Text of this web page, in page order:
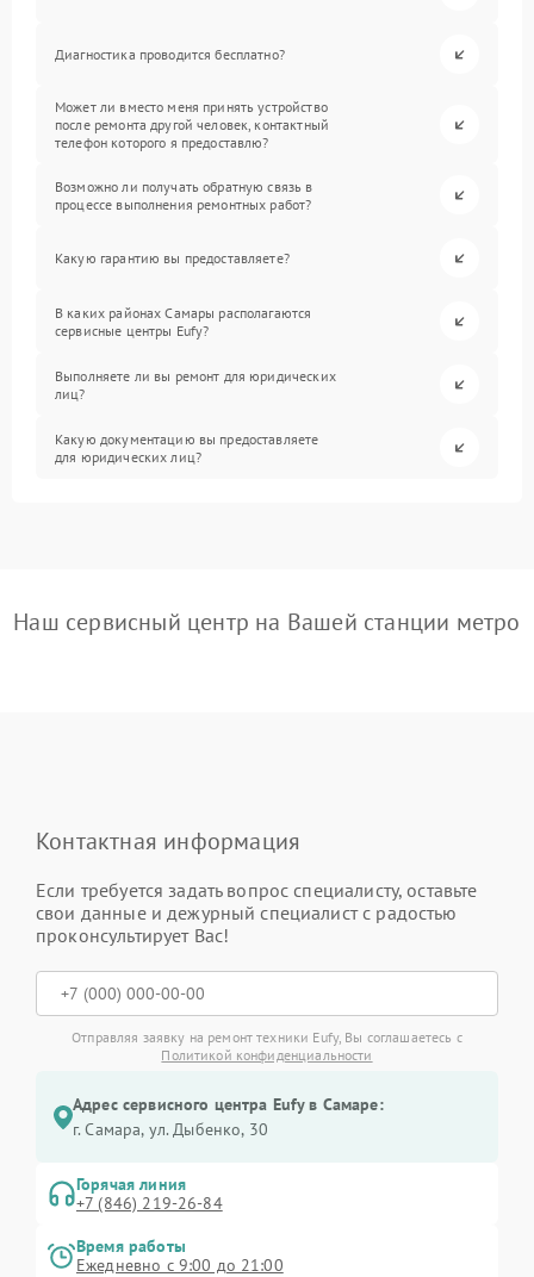
Диагностика проводится бесплатно?
Может ли вместо меня принять устройство
после ремонта другой человек, контактный
телефон которого я предоставлю?
Возможно ли получать обратную связь в
процессе выполнения ремонтных работ?
Какую гарантию вы предоставляете?
В каких районах Самары располагаются
сервисные центры Eufy?
Выполняете ли вы ремонт для юридических
лиц?
Какую документацию вы предоставляете
для юридических лиц?
Наш сервисный центр на Вашей станции метро
Контактная информация
Если требуется задать вопрос специалисту, оставьте
свои данные и дежурный специалист с радостью
проконсультирует Вас!
Отправляя заявку на ремонт техники Eufy, Вы соглашаетесь с
Политикой конфиденциальности
Адрес сервисного центра Eufy в Самаре:
г. Самара, ул. Дыбенко, 30
Горячая линия
+7 (846) 219-26-84
Время работы
Ежедневно с 9:00 до 21:00